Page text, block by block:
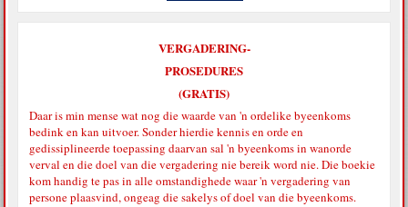
VERGADERING-
PROSEDURES
(GRATIS)
Daar is min mense wat nog die waarde van 'n ordelike byeenkoms
bedink en kan uitvoer. Sonder hierdie kennis en orde en
gedissiplineerde toepassing daarvan sal 'n byeenkoms in wanorde
verval en die doel van die vergadering nie bereik word nie. Die boekie
kom handig te pas in alle omstandighede waar 'n vergadering van
persone plaasvind, ongeag die sakelys of doel van die byeenkoms.